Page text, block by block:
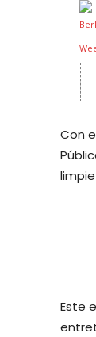
Con
Este